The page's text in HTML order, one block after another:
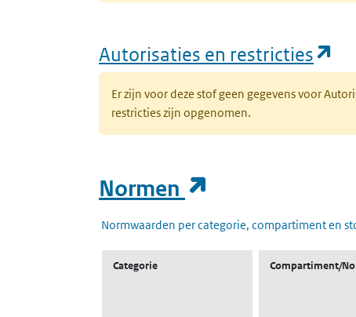
Autorisaties en restricties
Er zijn voor deze stof geen gegevens voor
restricties zijn opgenomen.
Normen
Normwaarden per categorie, compartiment en
Categorie Compartiment/